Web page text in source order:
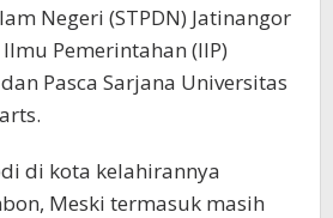
Negeri (STPDN) Jatinangor
Pemerintahan (IIP)
Pasca Sarjana Universitas
di kota kelahirannya
Meski termasuk masih